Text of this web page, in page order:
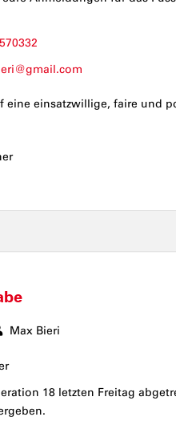
eine einsatzwillige, faire und
Max Bieri
18 letzten Freitag